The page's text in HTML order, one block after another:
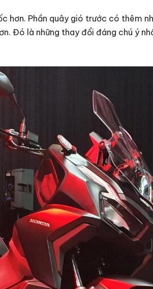
hơn. Phần quây gió trước có thêm
Đó là những thay đổi đáng chú ý